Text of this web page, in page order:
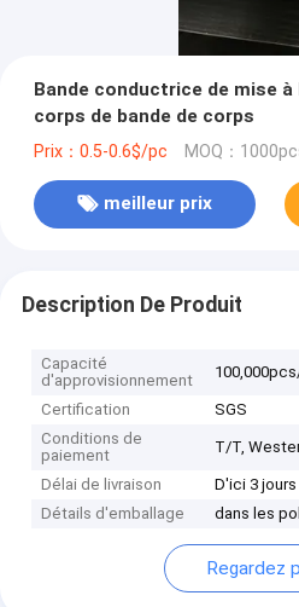
Bande conductrice de mise
corps de bande de corps
Prix：0.5-0.6$/pc MOQ：
meilleur prix
Description De Produit
Capacité
d'approvisionnement
Certification
SGS
Conditions de
paiement
T/T,
Délai de livraison
D'ici 3 jours
Détails d'emballage
dans les
Regardez